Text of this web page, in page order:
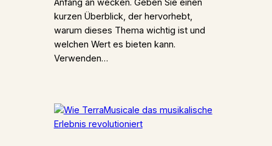
Anfang an wecken. Geben Sie einen
kurzen Überblick, der hervorhebt,
warum dieses Thema wichtig ist und
welchen Wert es bieten kann.
Verwenden…